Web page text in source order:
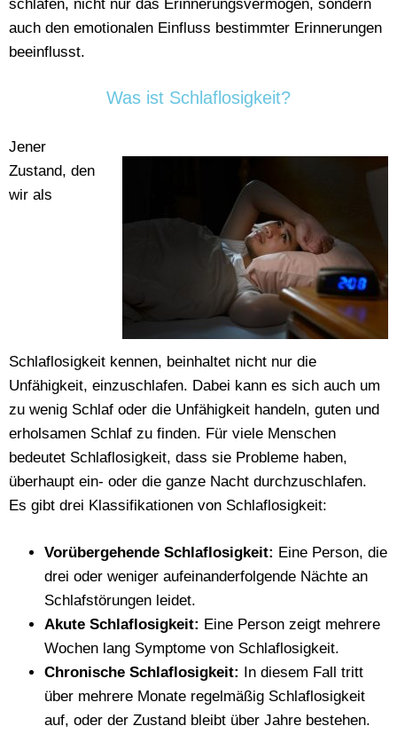
schlafen, nicht nur das Erinnerungsvermögen, sondern
auch den emotionalen Einfluss bestimmter Erinnerungen
beeinflusst.
Was ist Schlaflosigkeit?
Jener
Zustand, den
wir als
Schlaflosigkeit kennen, beinhaltet nicht nur die
Unfähigkeit, einzuschlafen. Dabei kann es sich auch um
zu wenig Schlaf oder die Unfähigkeit handeln, guten und
erholsamen Schlaf zu finden. Für viele Menschen
bedeutet Schlaflosigkeit, dass sie Probleme haben,
überhaupt ein- oder die ganze Nacht durchzuschlafen.
Es gibt drei Klassifikationen von Schlaflosigkeit:
Vorübergehende Schlaflosigkeit: Eine Person, die
drei oder weniger aufeinanderfolgende Nächte an
Schlafstörungen leidet.
Akute Schlaflosigkeit: Eine Person zeigt mehrere
Wochen lang Symptome von Schlaflosigkeit.
Chronische Schlaflosigkeit: In diesem Fall tritt
über mehrere Monate regelmäßig Schlaflosigkeit
auf, oder der Zustand bleibt über Jahre bestehen.